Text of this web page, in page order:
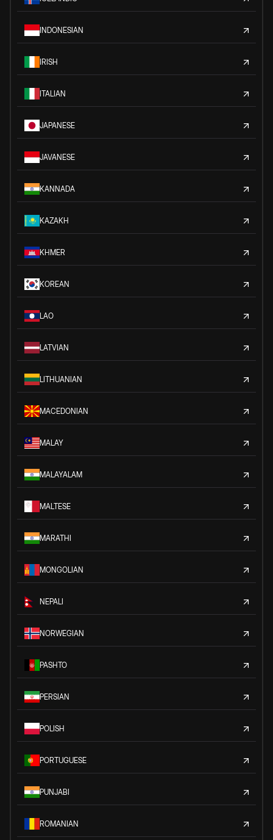
INDONESIAN
IRISH
ITALIAN
JAPANESE
JAVANESE
KANNADA
KAZAKH
KHMER
KOREAN
LAO
LATVIAN
LITHUANIAN
MACEDONIAN
MALAY
MALAYALAM
MALTESE
MARATHI
MONGOLIAN
NEPALI
NORWEGIAN
PASHTO
PERSIAN
POLISH
PORTUGUESE
PUNJABI
ROMANIAN